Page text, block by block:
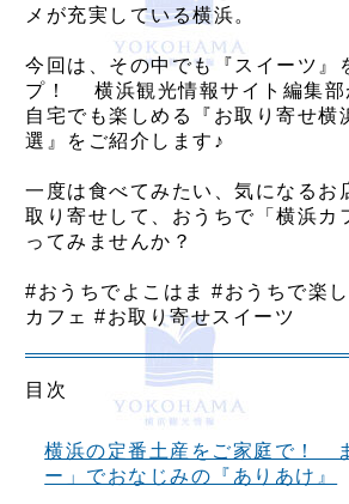
メが充実している横浜。
今回は、その中でも『スイーツ』
プ！ 横浜観光情報サイト編集部
自宅でも楽しめる『お取り寄せ横
選』をご紹介します♪
一度は食べてみたい、気になるお
取り寄せして、おうちで「横浜カ
ってみませんか？
#おうちでよこはま #おうちで楽
カフェ #お取り寄せスイーツ
目次
横浜の定番土産をご家庭で！
ー」でおなじみの『ありあけ』